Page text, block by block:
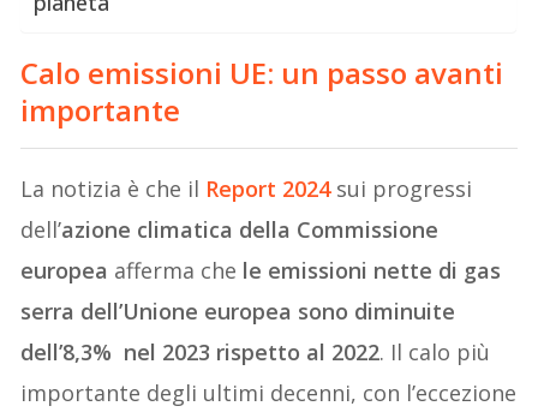
Calo emissioni UE: un passo avanti
importante
La notizia è che il Report 2024sui progressi
dell’azione climatica della Commissione
europea afferma che le emissioni nette di gas
serra dell’Unione europea sono diminuite
dell’8,3% nel 2023 rispetto al 2022. Il calo più
importante degli ultimi decenni, con l’eccezione